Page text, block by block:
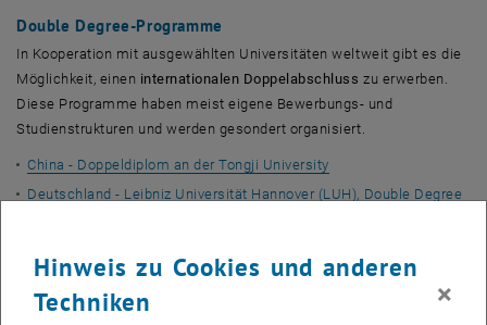
Double Degree-Programme
In Kooperation mit ausgewählten Universitäten weltweit gibt es die
Möglichkeit, einen internationalen Doppelabschluss zu erwerben.
Diese Programme haben meist eigene Bewerbungs- und
Studienstrukturen und werden gesondert organisiert.
China - Doppeldiplom an der Tongji University
Deutschland - Leibniz Universität Hannover (LUH), Double Degree
Double Degree IT Security
TIME Programm (Doppeldiplom-Studium in Frankreich, Italien,
Hinweis zu Cookies und anderen
Techniken
×